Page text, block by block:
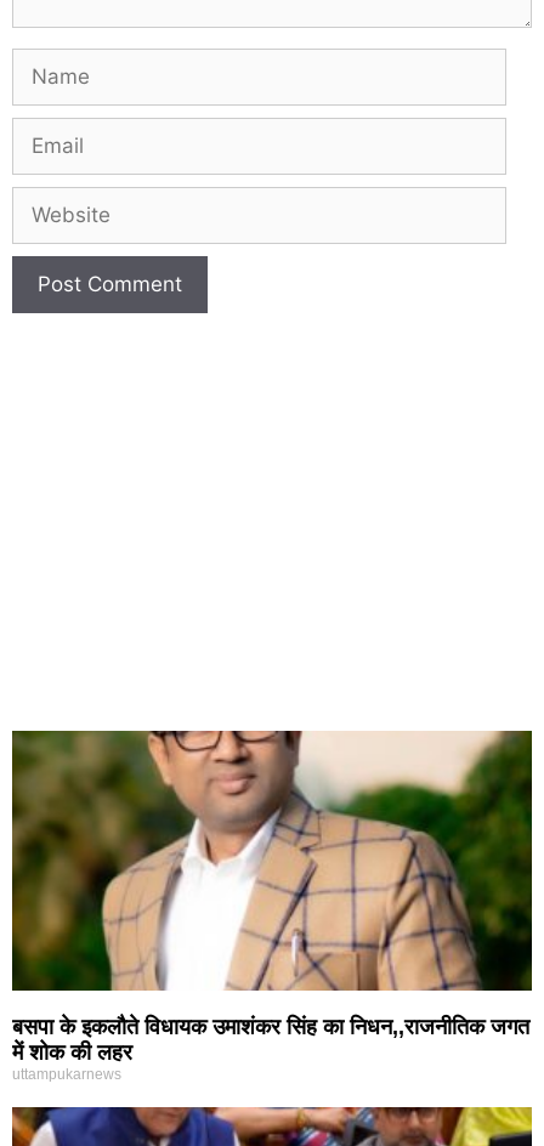
बसपा के इकलौते विधायक उमाशंकर सिंह का निधन,,राजनीतिक जगत
में शोक की लहर
uttampukarnews